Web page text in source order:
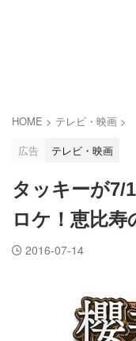
HOME > テレビ・映画 >
広告
テレビ・映画
タッキーが7/
ロケ！恵比寿
2016-07-14